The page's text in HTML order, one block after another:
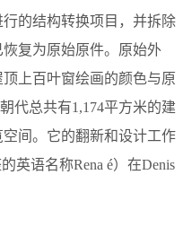
的结构转换项目，并拆除
复为原始原件。原始外
上百叶窗绘画的颜色与原
代总共有1,174平方米的建
间。它的翻新和设计工作
英语名称Rena é）在Denis